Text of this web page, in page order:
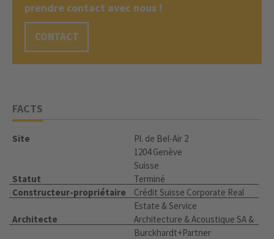
prendre contact avec nous !
CONTACT
FACTS
Site
Pl. de Bel-Air 2
1204 Genève
Suisse
Statut
Terminé
Constructeur-propriétaire
Crédit Suisse Corporate Real
Estate & Service
Architecte
Architecture & Acoustique SA &
Burckhardt+Partner